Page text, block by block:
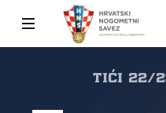
Tići 22/